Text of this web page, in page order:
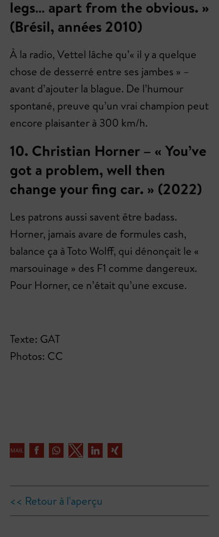
legs… apart from the obvious. »
(Brésil, années 2010)
À la radio, Vettel lâche qu’« il y a quelque
chose de desserré entre ses jambes » –
avant d’ajouter la blague. De l’humour
spontané, preuve qu’un vrai champion peut
encore plaisanter à 300 km/h.
10. Christian Horner – « You’ve
got a problem, well then
change your fing car. » (2022)
Les patrons aussi savent être badass.
Horner, jamais avare de formules cash,
balance ça à Toto Wolff, qui dénonçait le «
marsouinage » des F1 comme dangereux.
Pour Horner, ce n’était qu’une excuse.
Texte: GAT
Photos: CC
<< Retour à l'aperçu